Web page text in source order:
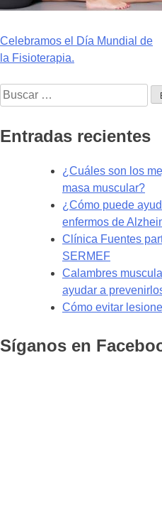
Navegación
de
entradas
Celebramos el Día Mundial de
la Fisioterapia.
Buscar:
Entradas recientes
¿Cuáles son los
masa muscular?
¿Cómo puede
enfermos de
Clínica Fuentes
SERMEF
Calambres
ayudar a
Cómo evitar
Síganos en